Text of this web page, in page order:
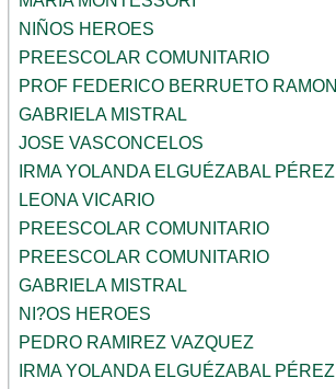
NIÑOS HEROES
PREESCOLAR COMUNITARIO
PROF FEDERICO BERRUETO RAMON
GABRIELA MISTRAL
JOSE VASCONCELOS
IRMA YOLANDA ELGUÉZABAL PÉREZ
LEONA VICARIO
PREESCOLAR COMUNITARIO
PREESCOLAR COMUNITARIO
GABRIELA MISTRAL
NI?OS HEROES
PEDRO RAMIREZ VAZQUEZ
IRMA YOLANDA ELGUÉZABAL PÉREZ